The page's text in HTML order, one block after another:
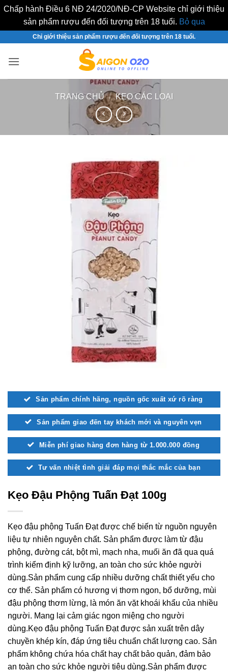
Chấp hành Điều 6 NĐ 24/2020/NĐ-CP Website chỉ giới thiệu
sản phẩm rượu đến đối tượng trên 18 tuổi. Bỏ qua
nội
Chỉ giới thiệu sản phẩm rượu đến đối tượng trên 18 tuổi.
TRANG CHỦ / KẸO CÁC LOẠI
Sản phẩm chính hãng, nguồn gốc xuất xứ rõ ràng
Sản phẩm giao đến tay khách mới và nguyên vẹn
Miễn phí giao hàng đơn hàng từ 1.000.000 đồng
Tư vấn nhiệt tình giải đáp mọi thắc mắc của bạn
Kẹo Đậu Phộng Tuấn Đạt 100g
Kẹo đậu phộng Tuấn Đạt được chế biến từ nguồn nguyên
liệu tự nhiên nguyên chất. Sản phẩm được làm từ đậu
phộng, đường cát, bột mì, mạch nha, muối ăn đã qua quá
trình kiểm định kỹ lưỡng, an toàn cho sức khỏe người
dùng.Sản phẩm cung cấp nhiều dưỡng chất thiết yếu cho
cơ thể. Sản phẩm có hương vị thơm ngon, bổ dưỡng, mùi
đậu phộng thơm lừng, là món ăn vặt khoái khẩu của nhiều
người. Mang lại cảm giác ngon miệng cho người
dùng.Kẹo đậu phộng Tuấn Đạt được sản xuất trên dây
chuyền khép kín, đáp ứng tiêu chuẩn chất lượng cao. Sản
phẩm không chứa hóa chất hay chất bảo quản, đảm bảo
an toàn cho sức khỏe người tiêu dùng.Sản phẩm được